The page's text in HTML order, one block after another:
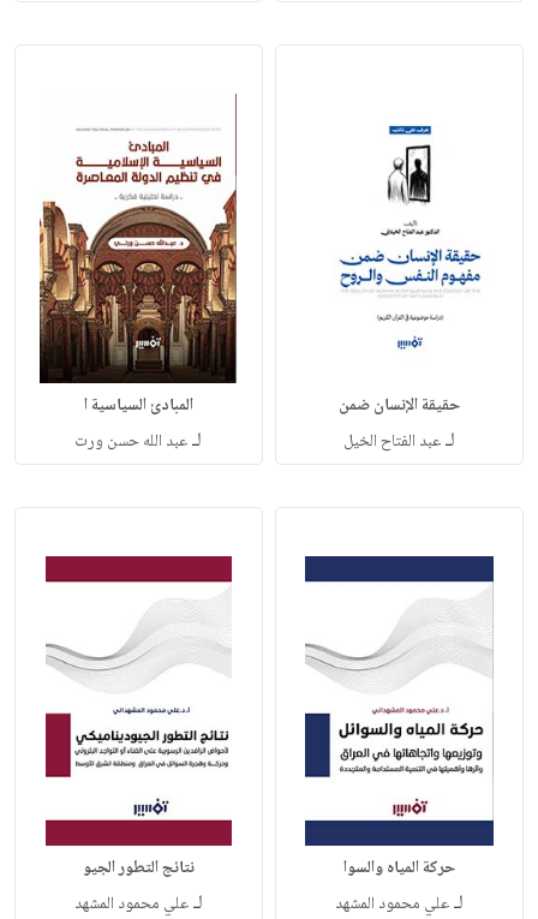
حقيقة الإنسان ضمن
لـعبد الفتاح الخيل
المبادئ السياسية ا
لـعبد الله حسن ورت
حركة المياه والسوا
لـعلي محمود المشهد
نتائج التطور الجيو
لـعلي محمود المشهد